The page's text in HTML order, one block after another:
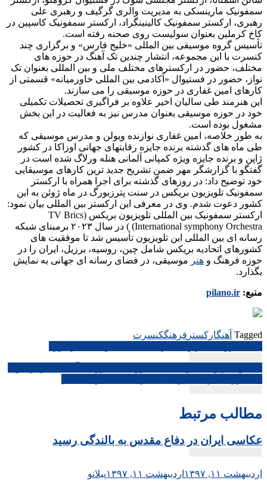
سمفونیک مارینسکی به مدیریت والری گرگیف و رهبری علی
رهبری، ارکستر سمفونیک کالینینگراد، ارکستر سمفونیک کاسپین در
کاخ کرملین بعنوان سولیست روی صحنه رفته است.
تأسیس گروه موسیقی بین المللی «خلیج فارس» و برگزاری چند
کنسرت با این مجموعه، انتشار چندین تک آهنگ در حوزه های
مختلف، حضور در ارکسترهای مختلف ملی و بین المللی بعنوان تک
نواز، حضور در فستیوال «آکادمی بین المللی خاورمیانه» قسمتی از
کارهای امین غفاری در حوزه موسیقی را می سازند.
این هنرمند طی سالیان اخیر علاوه بر فراگیری تحصیلات تکمیلی
خود در حوزه موسیقی بعنوان مدرس نیز به فعالیت در این بخش
مشغول بوده است.
به طور خلاصه، امین غفاری نوازنده ویولن و مدرس موسیقی که
طی ماه های گذشته برنده جایزه رقابتهای جهانی اوزاکا در کشور
ژاپن و برنده جایزه ویژه کمپانی آلمانی هنله ورلاگ شده است در
گفتگو با گزارشگر مهر ضمن تشریح جدید ترین کارهای موسیقایی
خود توضیح داد: در روزهای گذشته برای اجرا همراه با ارکستر
سمفونیک تلویزیون بریکس در سنت پترزبورگ در ماه ژوئن به این
کشور دعوت شدم. وی در معرفی این ارکستر بین المللی بیان نمود:
ارکستر سمفونیک بین المللی تلویزیون بریکس (TV Brics
International symphony Orchestra) ) در سال ۲۰۲۳ برمبنای شبکه
رسانه ای بین المللی این تلویزیون تأسیس شد تا موفقیت های
کشورهای اتحادیه بریکس شامل چین، روسیه، برزیل، ایران را در
حوزه فرهنگ و هنر موسیقی، در فضای رسانه ای جهانی به نمایش
بگذارد.
منبع: pilano.ir
Tagged آهنگاركستر فرهنگكنسرت
راهبری
نوشته
مطالب مرتبط
عکاسی ایران در دفاع مقدس به بالندگی رسید
اردیبهشت ۱۱, ۱۳۹۷ اردیبهشت ۱۱, ۱۳۹۷ پیلانو